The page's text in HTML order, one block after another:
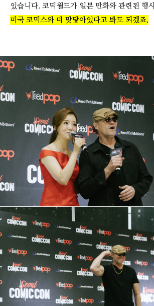
있습니다. 코믹월드가 일본 만화와 관련된 행
미국 코믹스와 더 맞닿아있다고 봐도 되겠죠.